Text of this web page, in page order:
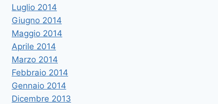
Luglio 2014
Giugno 2014
Maggio 2014
Aprile 2014
Marzo 2014
Febbraio 2014
Gennaio 2014
Dicembre 2013